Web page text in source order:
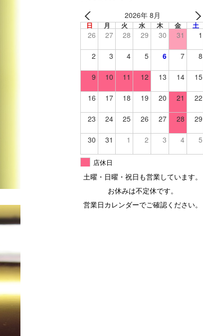
2026年 8月
日 月 火 水 木 金 土
26 27 28 29 30 31 1
2 3 4 5 6 7 8
9 10 11 12 13 14 15
16 17 18 19 20 21 22
23 24 25 26 27 28 29
30 31 1 2 3 4 5
店休日
土曜・日曜・祝日も営業しています。
お休みは不定休です。
営業日カレンダーでご確認ください。